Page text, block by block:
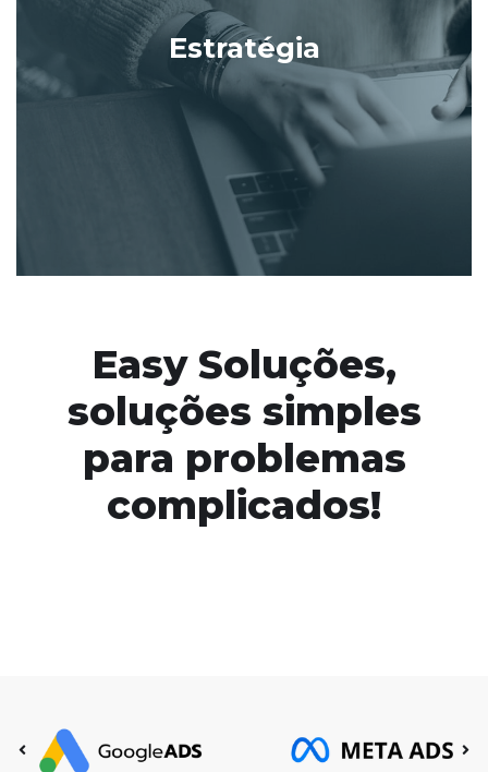
Estratégia
Easy Soluções,
soluções simples
para problemas
complicados!